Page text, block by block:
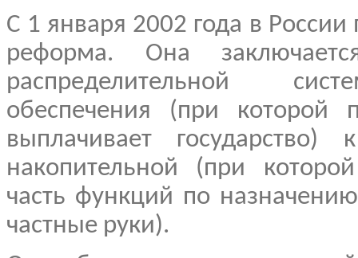
С 1 января 2002 года в
реформа. Она
распределительной
обеспечения (при которой
выплачивает государство)
накопительной (при
часть функций по
частные руки).